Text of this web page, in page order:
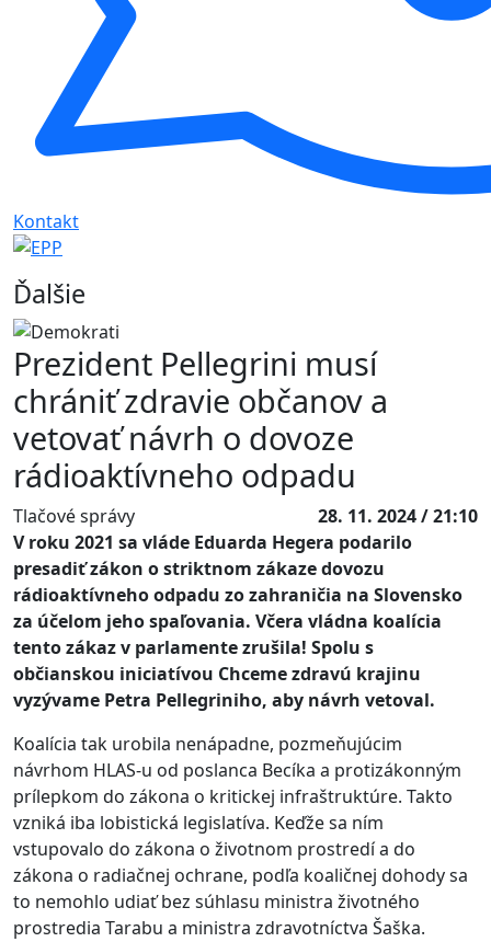
Kontakt
Ďalšie
Prezident Pellegrini musí
chrániť zdravie občanov a
vetovať návrh o dovoze
rádioaktívneho odpadu
Tlačové správy
28. 11. 2024 / 21:10
V roku 2021 sa vláde Eduarda Hegera podarilo
presadiť zákon o striktnom zákaze dovozu
rádioaktívneho odpadu zo zahraničia na Slovensko
za účelom jeho spaľovania. Včera vládna koalícia
tento zákaz v parlamente zrušila! Spolu s
občianskou iniciatívou Chceme zdravú krajinu
vyzývame Petra Pellegriniho, aby návrh vetoval.
Koalícia tak urobila nenápadne, pozmeňujúcim
návrhom HLAS-u od poslanca Becíka a protizákonným
prílepkom do zákona o kritickej infraštruktúre. Takto
vzniká iba lobistická legislatíva. Keďže sa ním
vstupovalo do zákona o životnom prostredí a do
zákona o radiačnej ochrane, podľa koaličnej dohody sa
to nemohlo udiať bez súhlasu ministra životného
prostredia Tarabu a ministra zdravotníctva Šaška.